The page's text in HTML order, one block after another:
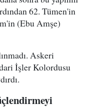
62. Tümen'in
(Ebu Amşe)
Askeri
İşler Kolordusu